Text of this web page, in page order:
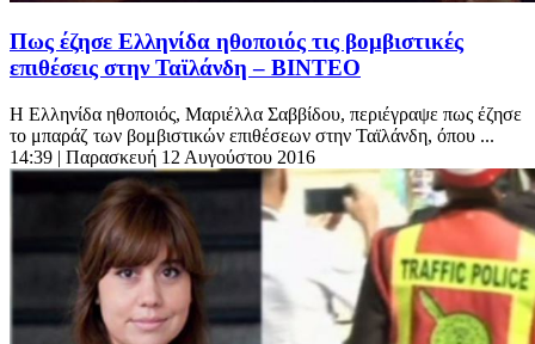
Πως έζησε Ελληνίδα ηθοποιός τις βομβιστικές
επιθέσεις στην Ταϊλάνδη – ΒΙΝΤΕΟ
Η Ελληνίδα ηθοποιός, Μαριέλλα Σαββίδου, περιέγραψε πως έζησε
το μπαράζ των βομβιστικών επιθέσεων στην Ταϊλάνδη, όπου ...
14:39 | Παρασκευή 12 Αυγούστου 2016